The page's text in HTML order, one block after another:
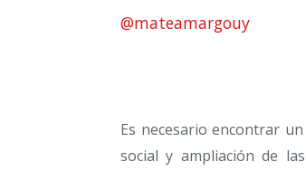
@mateamargouy
Es necesario encontrar
social y ampliación de